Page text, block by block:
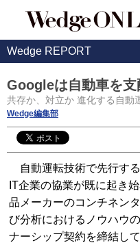
Wedge REPORT
Googleは自動車を支
共存か、対立か 進化する自動
Wedge編集部
自動運転技術で先行す
IT企業の協業が既に起き
品メーカーのコンチネン
び分析におけるノウハウ
ナーシップ契約を締結して